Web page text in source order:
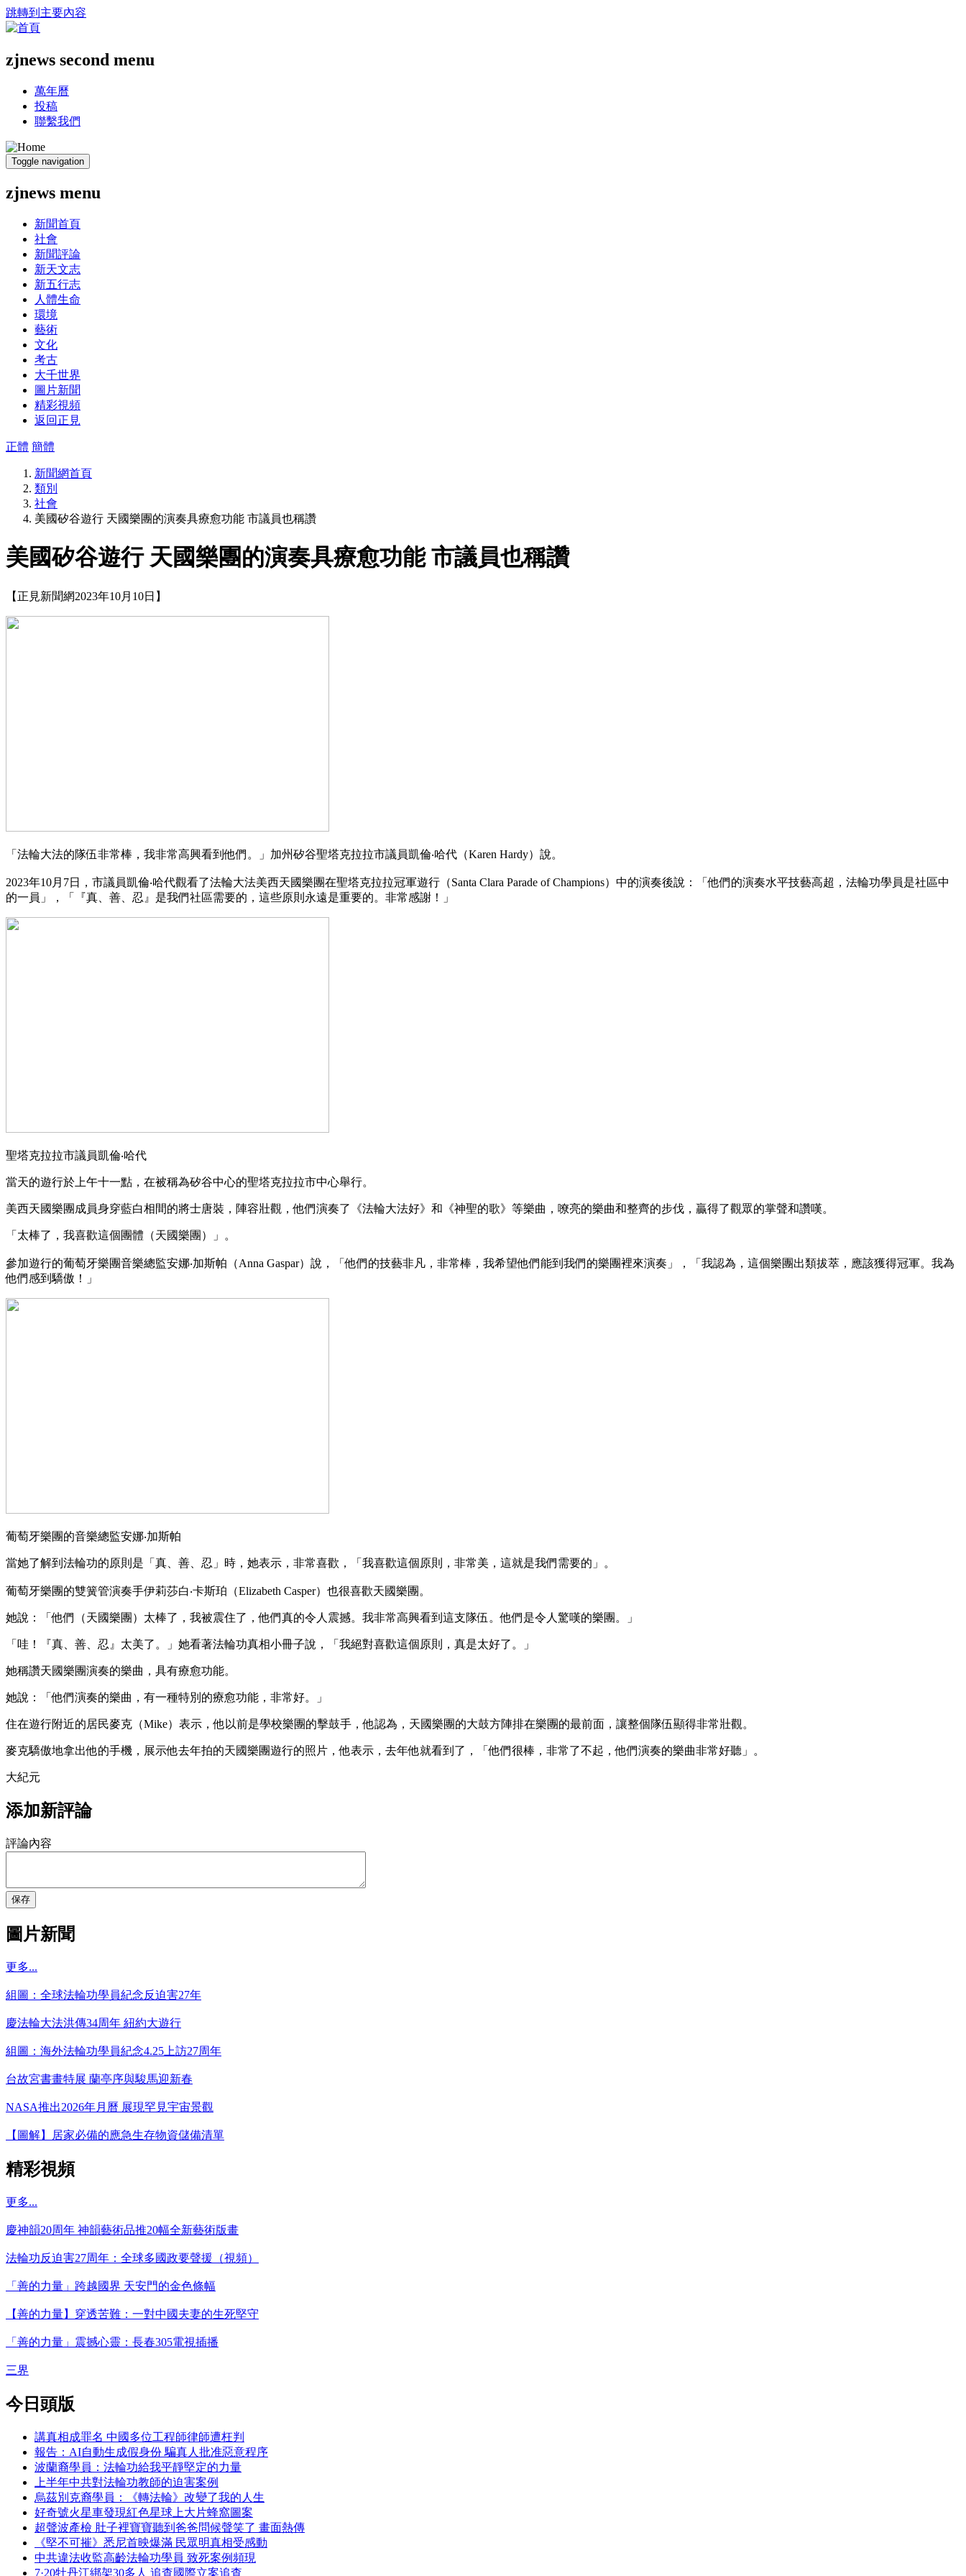
跳轉到主要內容
zjnews second menu
萬年曆
投稿
聯繫我們
Toggle navigation
zjnews menu
新聞首頁
社會
新聞評論
新天文志
新五行志
人體生命
環境
藝術
文化
考古
大千世界
圖片新聞
精彩視頻
返回正見
正體 簡體
新聞網首頁
類別
社會
美國矽谷遊行 天國樂團的演奏具療愈功能 市議員也稱讚
美國矽谷遊行 天國樂團的演奏具療愈功能 市議員也稱讚
【正見新聞網2023年10月10日】
「法輪大法的隊伍非常棒，我非常高興看到他們。」加州矽谷聖塔克拉拉市議員凱倫‧哈代（Karen Hardy）說。
2023年10月7日，市議員凱倫‧哈代觀看了法輪大法美西天國樂團在聖塔克拉拉冠軍遊行（Santa Clara Parade of Champions）中的演奏後說：「他們的演奏水平技藝高超，法輪功學員是社區中
的一員」，「『真、善、忍』是我們社區需要的，這些原則永遠是重要的。非常感謝！」
聖塔克拉拉市議員凱倫‧哈代
當天的遊行於上午十一點，在被稱為矽谷中心的聖塔克拉拉市中心舉行。
美西天國樂團成員身穿藍白相間的將士唐裝，陣容壯觀，他們演奏了《法輪大法好》和《神聖的歌》等樂曲，嘹亮的樂曲和整齊的步伐，贏得了觀眾的掌聲和讚嘆。
「太棒了，我喜歡這個團體（天國樂團）」。
參加遊行的葡萄牙樂團音樂總監安娜‧加斯帕（Anna Gaspar）說，「他們的技藝非凡，非常棒，我希望他們能到我們的樂團裡來演奏」，「我認為，這個樂團出類拔萃，應該獲得冠軍。我為
他們感到驕傲！」
葡萄牙樂團的音樂總監安娜‧加斯帕
當她了解到法輪功的原則是「真、善、忍」時，她表示，非常喜歡，「我喜歡這個原則，非常美，這就是我們需要的」。
葡萄牙樂團的雙簧管演奏手伊莉莎白‧卡斯珀（Elizabeth Casper）也很喜歡天國樂團。
她說：「他們（天國樂團）太棒了，我被震住了，他們真的令人震撼。我非常高興看到這支隊伍。他們是令人驚嘆的樂團。」
「哇！『真、善、忍』太美了。」她看著法輪功真相小冊子說，「我絕對喜歡這個原則，真是太好了。」
她稱讚天國樂團演奏的樂曲，具有療愈功能。
她說：「他們演奏的樂曲，有一種特別的療愈功能，非常好。」
住在遊行附近的居民麥克（Mike）表示，他以前是學校樂團的擊鼓手，他認為，天國樂團的大鼓方陣排在樂團的最前面，讓整個隊伍顯得非常壯觀。
麥克驕傲地拿出他的手機，展示他去年拍的天國樂團遊行的照片，他表示，去年他就看到了，「他們很棒，非常了不起，他們演奏的樂曲非常好聽」。
大紀元
添加新評論
評論內容
保存
圖片新聞
更多...
組圖：全球法輪功學員紀念反迫害27年
慶法輪大法洪傳34周年 紐約大遊行
組圖：海外法輪功學員紀念4.25上訪27周年
台故宮書畫特展 蘭亭序與駿馬迎新春
NASA推出2026年月曆 展現罕見宇宙景觀
【圖解】居家必備的應急生存物資儲備清單
精彩視頻
更多...
慶神韻20周年 神韻藝術品推20幅全新藝術版畫
法輪功反迫害27周年：全球多國政要聲援（視頻）
「善的力量」跨越國界 天安門的金色條幅
【善的力量】穿透苦難：一對中國夫妻的生死堅守
「善的力量」震撼心靈：長春305電視插播
三界
今日頭版
講真相成罪名 中國多位工程師律師遭枉判
報告：AI自動生成假身份 騙真人批准惡意程序
波蘭裔學員：法輪功給我平靜堅定的力量
上半年中共對法輪功教師的迫害案例
烏茲別克裔學員：《轉法輪》改變了我的人生
好奇號火星車發現紅色星球上大片蜂窩圖案
超聲波產檢 肚子裡寶寶聽到爸爸問候聲笑了 畫面熱傳
《堅不可摧》悉尼首映爆滿 民眾明真相受感動
中共違法收監高齡法輪功學員 致死案例頻現
7·20牡丹江綁架30多人 追查國際立案追查